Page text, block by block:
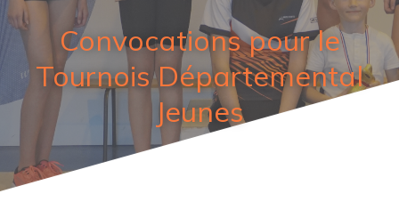
Convocations pour le
Tournois Départemental
Jeunes